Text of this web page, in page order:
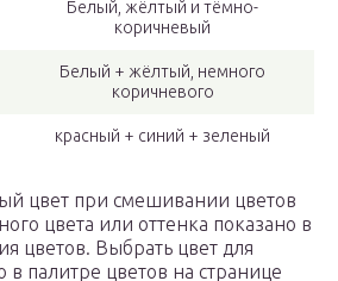
Белый, жёлтый и тёмно-
коричневый
Белый + жёлтый, немного
коричневого
красный + синий + зеленый
цвет при смешивании цветов
цвета или оттенка показано в
цветов. Выбрать цвет для
палитре цветов на странице